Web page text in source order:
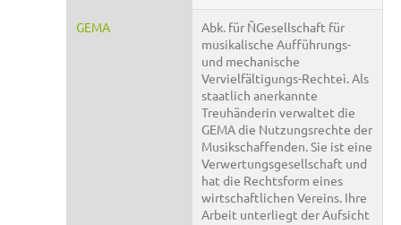
GEMA
Abk. für ÑGesellschaft für
musikalische Aufführungs-
und mechanische
Vervielfältigungs-Rechteì. Als
staatlich anerkannte
Treuhänderin verwaltet die
GEMA die Nutzungsrechte der
Musikschaffenden. Sie ist eine
Verwertungsgesellschaft und
hat die Rechtsform eines
wirtschaftlichen Vereins. Ihre
Arbeit unterliegt der Aufsicht